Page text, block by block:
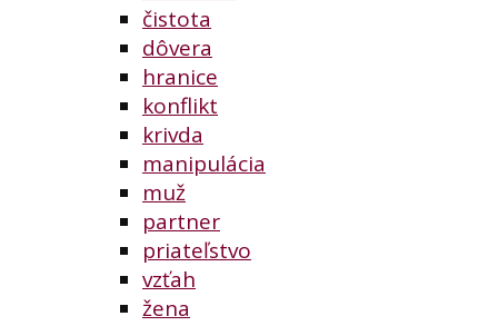
čistota
dôvera
hranice
konflikt
krivda
manipulácia
muž
partner
priateľstvo
vzťah
žena